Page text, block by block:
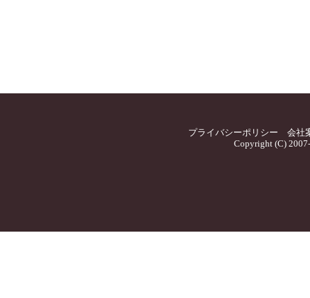
プライバシーポリシー
会社
Copyright (C)